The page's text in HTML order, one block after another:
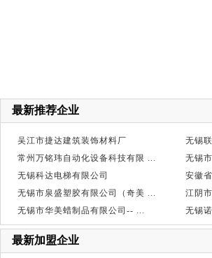
最新推荐企业
吴江市捷达建筑装饰材料厂
无锡
常州万铭玮自动化设备科技有限 ...
无锡
无锡科达电梯有限公司
安徽
无锡市泉盛塑胶有限公司（奇美 ...
江阴
无锡市华美蜡制品有限公司-- ...
无锡
最新加盟企业